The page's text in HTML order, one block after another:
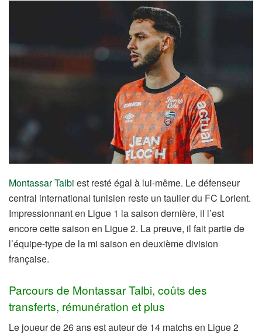
Montassar Talbi est resté égal à lui-même. Le défenseur
central international tunisien reste un taulier du FC Lorient.
Impressionnant en Ligue 1 la saison dernière, il l’est
encore cette saison en Ligue 2. La preuve, il fait partie de
l’équipe-type de la mi saison en deuxième division
française.
Parcours de Montassar Talbi, coûts des
transferts, rémunération et plus
Le joueur de 26 ans est auteur de 14 matchs en Ligue 2